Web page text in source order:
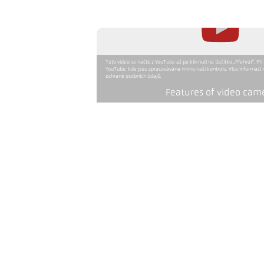
Toto video se načte z YouTube až po kliknutí na tlačítko „Přehrát“.
YouTube, kde jsou zpracovávána mimo naši kontrolu. Více informací
ochraně osobních údajů.
Features of video